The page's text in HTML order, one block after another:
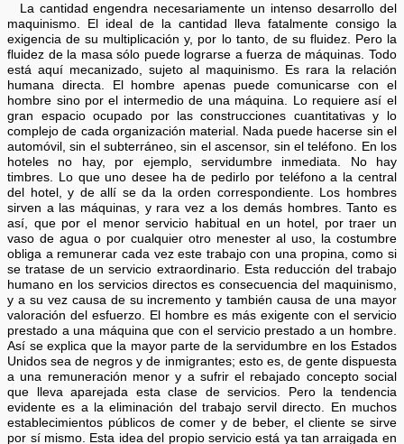
La cantidad engendra necesariamente un intenso desarrollo del
maquinismo. El ideal de la cantidad lleva fatalmente consigo la
exigencia de su multiplicación y, por lo tanto, de su fluidez. Pero la
fluidez de la masa sólo puede lograrse a fuerza de máquinas. Todo
está aquí mecanizado, sujeto al maquinismo. Es rara la relación
humana directa. El hombre apenas puede comunicarse con el
hombre sino por el intermedio de una máquina. Lo requiere así el
gran espacio ocupado por las construcciones cuantitativas y lo
complejo de cada organización material. Nada puede hacerse sin el
automóvil, sin el subterráneo, sin el ascensor, sin el teléfono. En los
hoteles no hay, por ejemplo, servidumbre inmediata. No hay
timbres. Lo que uno desee ha de pedirlo por teléfono a la central
del hotel, y de allí se da la orden correspondiente. Los hombres
sirven a las máquinas, y rara vez a los demás hombres. Tanto es
así, que por el menor servicio habitual en un hotel, por traer un
vaso de agua o por cualquier otro menester al uso, la costumbre
obliga a remunerar cada vez este trabajo con una propina, como si
se tratase de un servicio extraordinario. Esta reducción del trabajo
humano en los servicios directos es consecuencia del maquinismo,
y a su vez causa de su incremento y también causa de una mayor
valoración del esfuerzo. El hombre es más exigente con el servicio
prestado a una máquina que con el servicio prestado a un hombre.
Así se explica que la mayor parte de la servidumbre en los Estados
Unidos sea de negros y de inmigrantes; esto es, de gente dispuesta
a una remuneración menor y a sufrir el rebajado concepto social
que lleva aparejada esta clase de servicios. Pero la tendencia
evidente es a la eliminación del trabajo servil directo. En muchos
establecimientos públicos de comer y de beber, el cliente se sirve
por sí mismo. Esta idea del propio servicio está ya tan arraigada en